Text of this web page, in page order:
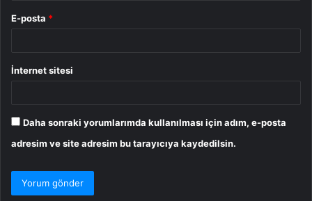
E-posta *
İnternet sitesi
Daha sonraki yorumlarımda kullanılması için adım, e-posta
adresim ve site adresim bu tarayıcıya kaydedilsin.